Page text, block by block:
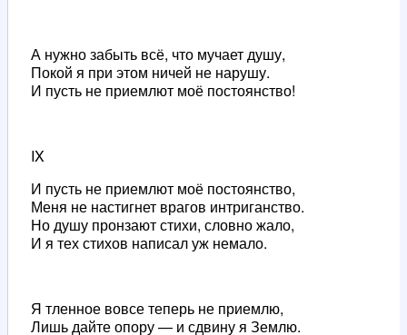
А нужно забыть всё, что мучает душу,
Покой я при этом ничей не нарушу.
И пусть не приемлют моё постоянство!
IX
И пусть не приемлют моё постоянство,
Меня не настигнет врагов интриганство.
Но душу пронзают стихи, словно жало,
И я тех стихов написал уж немало.
Я тленное вовсе теперь не приемлю,
Лишь дайте опору — и сдвину я Землю.